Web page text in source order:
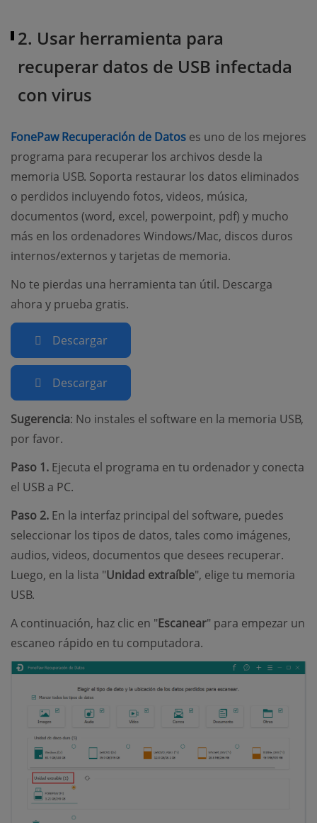
2. Usar herramienta para
recuperar datos de USB infectada
con virus
FonePaw Recuperación de Datos (opens new window)
es uno de los mejores
programa para recuperar los archivos desde la
memoria USB. Soporta restaurar los datos eliminados
o perdidos incluyendo fotos, videos, música,
documentos (word, excel, powerpoint, pdf) y mucho
más en los ordenadores Windows/Mac, discos duros
internos/externos y tarjetas de memoria.
No te pierdas una herramienta tan útil. Descarga
ahora y prueba gratis.
Descargar
Descargar
Sugerencia: No instales el software en la memoria USB,
por favor.
Paso 1. Ejecuta el programa en tu ordenador y conecta
el USB a PC.
Paso 2. En la interfaz principal del software, puedes
seleccionar los tipos de datos, tales como imágenes,
audios, videos, documentos que desees recuperar.
Luego, en la lista "Unidad extraíble", elige tu memoria
USB.
A continuación, haz clic en "Escanear" para empezar un
escaneo rápido en tu computadora.